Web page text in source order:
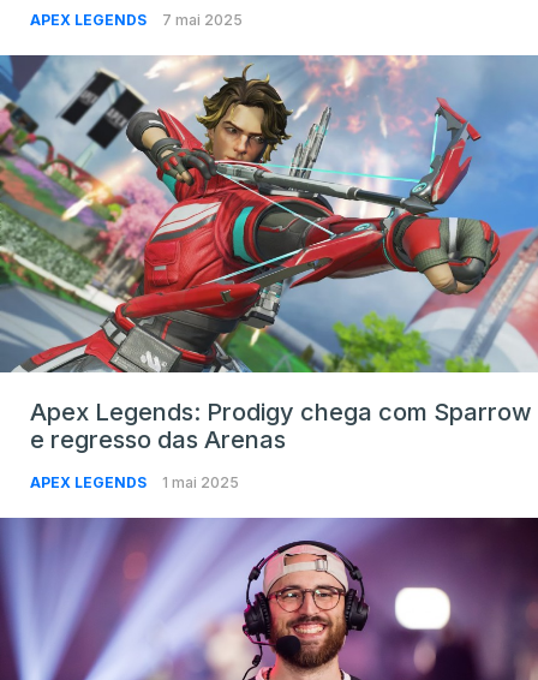
APEX LEGENDS 7 mai 2025
Apex Legends: Prodigy chega com Sparrow
e regresso das Arenas
APEX LEGENDS 1 mai 2025